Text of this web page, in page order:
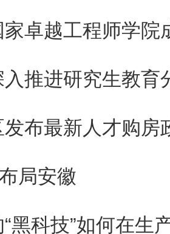
卓越工程师学院
推进研究生教育
布最新人才购房
局安徽